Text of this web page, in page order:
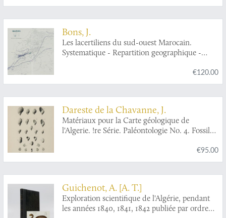
Bons, J.
Les lacertiliens du sud-ouest Marocain.
Systematique - Repartition geographique -
€120.00
Dareste de la Chavanne, J.
Matériaux pour la Carte géologique de
l'Algerie. !re Série. Paléontologie No. 4. Fossiles
€95.00
Guichenot, A. [A. T.]
Exploration scientifique de l'Algérie, pendant
les années 1840, 1841, 1842 publiée par ordre